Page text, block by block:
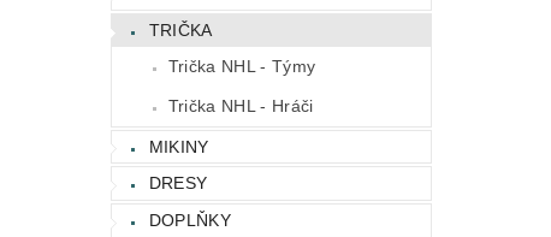
TRIČKA
Trička NHL - Týmy
Trička NHL - Hráči
MIKINY
DRESY
DOPLŇKY